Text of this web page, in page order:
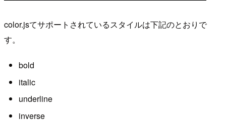
color.jsてサポートされているスタイルは下記のとおりで
す。
bold
italic
underline
inverse